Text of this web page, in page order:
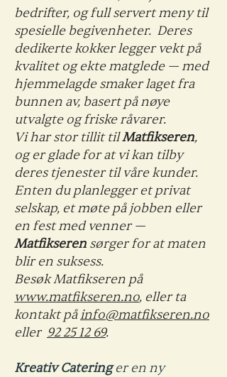
bedrifter, og full servert meny til
spesielle begivenheter. Deres
dedikerte kokker legger vekt på
kvalitet og ekte matglede — med
hjemmelagde smaker laget fra
bunnen av, basert på nøye
utvalgte og friske råvarer.
Vi har stor tillit tilMatfikseren,
og er glade for at vi kan tilby
deres tjenester til våre kunder.
Enten du planlegger et privat
selskap, et møte på jobben eller
en fest med venner —
Matfikseren sørger for at maten
blir en suksess.
Besøk Matfikseren på
www.matfikseren.no, eller ta
kontakt påinfo@matfikseren.no
eller 92 25 12 69.
Kreativ Cateringer en ny